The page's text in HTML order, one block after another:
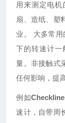
用来测定电
扇、造纸、塑
业。 大多常用
下的转速计一
量。非接触式
任何影响，提
例如
速计，自带周